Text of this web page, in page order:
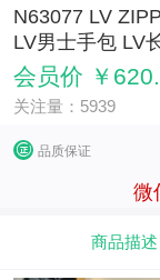
N63077 LV
LV男士手包 LV
会员价 ￥
关注量：5939
品质保证
微
商品描述